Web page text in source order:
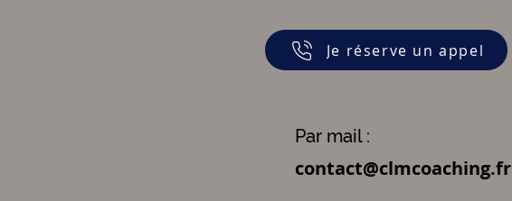
Je réserve un appel
Par mail :
contact@clmcoaching.fr